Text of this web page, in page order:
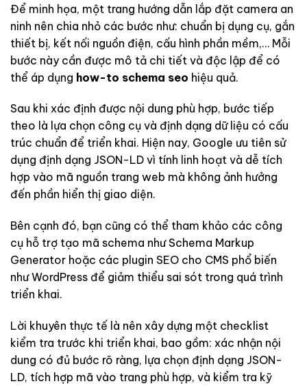
Để minh họa, một trang hướng dẫn lắp đặt camera an
ninh nên chia nhỏ các bước như: chuẩn bị dụng cụ, gắn
thiết bị, kết nối nguồn điện, cấu hình phần mềm,… Mỗi
bước này cần được mô tả chi tiết và độc lập để có
thể áp dụng how-to schema seo hiệu quả.
Sau khi xác định được nội dung phù hợp, bước tiếp
theo là lựa chọn công cụ và định dạng dữ liệu có cấu
trúc chuẩn để triển khai. Hiện nay, Google ưu tiên sử
dụng định dạng JSON-LD vì tính linh hoạt và dễ tích
hợp vào mã nguồn trang web mà không ảnh hưởng
đến phần hiển thị giao diện.
Bên cạnh đó, bạn cũng có thể tham khảo các công
cụ hỗ trợ tạo mã schema như Schema Markup
Generator hoặc các plugin SEO cho CMS phổ biến
như WordPress để giảm thiểu sai sót trong quá trình
triển khai.
Lời khuyên thực tế là nên xây dựng một checklist
kiểm tra trước khi triển khai, bao gồm: xác nhận nội
dung có đủ bước rõ ràng, lựa chọn định dạng JSON-
LD, tích hợp mã vào trang phù hợp, và kiểm tra kỹ